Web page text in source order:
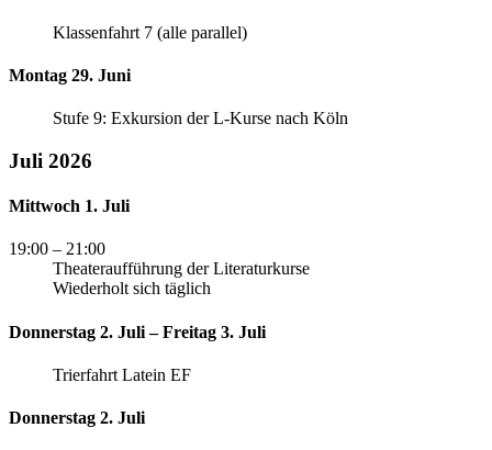
Klassenfahrt 7 (alle parallel)
Montag 29. Juni
Stufe 9: Exkursion der L-Kurse nach Köln
Juli 2026
Mittwoch 1. Juli
19:00 – 21:00
Theateraufführung der Literaturkurse
Wiederholt sich täglich
Donnerstag 2. Juli – Freitag 3. Juli
Trierfahrt Latein EF
Donnerstag 2. Juli